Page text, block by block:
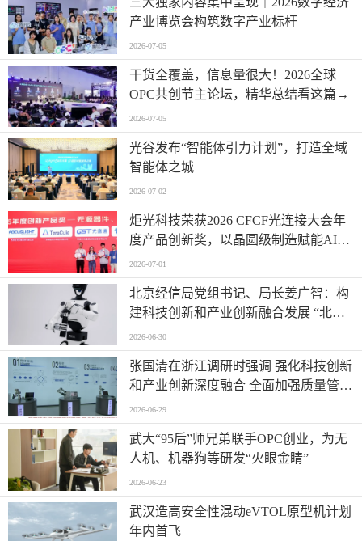
产业博览会构筑数字产业标杆
2026-07-05
干货全覆盖，信息量很大！2026全球
OPC共创节主论坛，精华总结看这篇→
2026-07-05
光谷发布“智能体引力计划”，打造全域
智能体之城
2026-07-02
炬光科技荣获2026 CFCF光连接大会年
度产品创新奖，以晶圆级制造赋能AI时
代高密度光互连
2026-07-01
北京经信局党组书记、局长姜广智：构
建科技创新和产业创新融合发展 “北京
模式” 为首都推进新型工业化注入强劲
动能
2026-06-30
张国清在浙江调研时强调 强化科技创新
和产业创新深度融合 全面加强质量管理
增加高质量供给
2026-06-29
武大“95后”师兄弟联手OPC创业，为无
人机、机器狗等研发“火眼金睛”
2026-06-23
武汉造高安全性混动eVTOL原型机计划
年内首飞